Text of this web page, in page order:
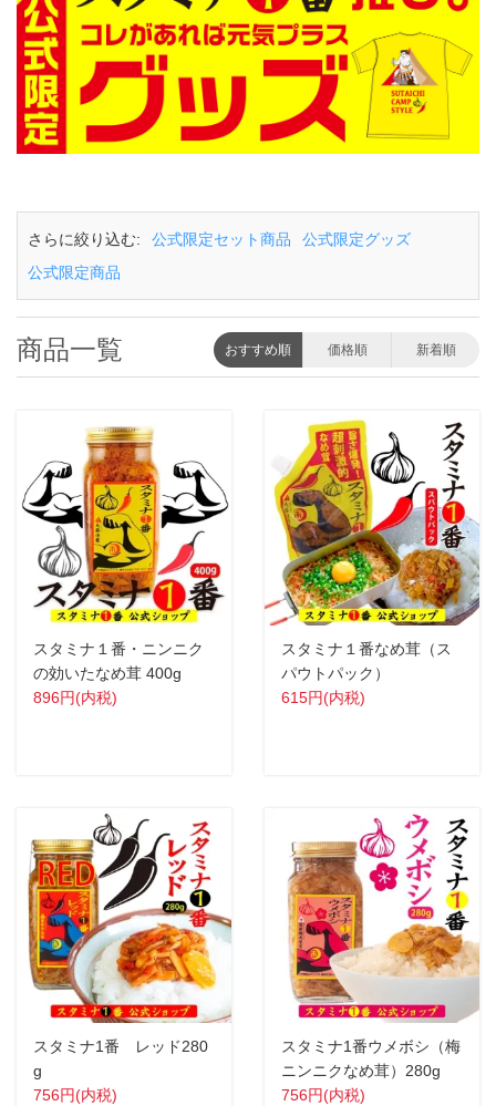
さらに絞り込む: 公式限定セット商品
公式限定グッズ
公式限定商品
商品一覧 おすすめ順 価格順 新着順
スタミナ１番・ニンニク
の効いたなめ茸 400g
896円(内税)
スタミナ１番なめ茸（ス
パウトパック）
615円(内税)
スタミナ1番 レッド280
g
756円(内税)
スタミナ1番ウメボシ（梅
ニンニクなめ茸）280g
756円(内税)